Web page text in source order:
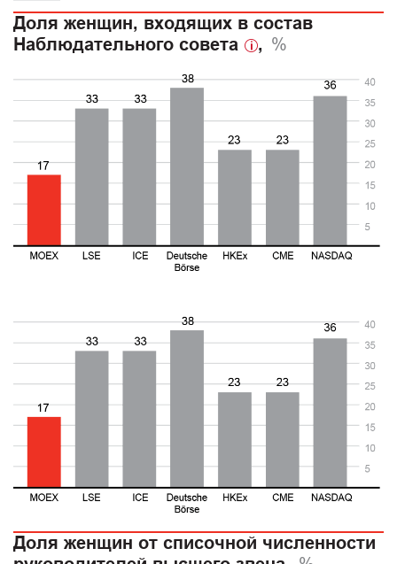
Доля женщин, входящих в состав
Наблюдательного совета
, %
Доля женщин от списочной численности